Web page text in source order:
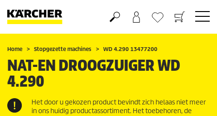
Boodschappenmandje
Verlanglijstje
Home Stopgezette machines WD 4.290 13477200
NAT-EN DROOGZUIGER WD
4.290
Het door u gekozen product bevindt zich helaas niet meer
in ons huidig productassortiment. Het toebehoren, de